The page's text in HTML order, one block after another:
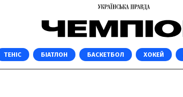
ТЕНІС БІАТЛОН БАСКЕТБОЛ ХОКЕЙ